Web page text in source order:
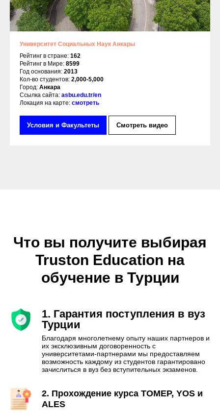
Университет Социальных Наук Анкары
Рейтинг в стране: 162
Рейтинг в Мире: 8599
Год основания: 2013
Кол-во студентов: 2,000-5,000
Город: Анкара
Ссылка сайта: asbu.edu.tr/en
Локация на карте: смотреть
Условия и Факультеты Смотреть видео
Что вы получите выбирая
Truston Education на
обучение в Турции
1. Гарантия поступления в вуз
Турции
Благодаря многолетнему опыту наших партнеров и
их эксклюзивным договоренность с
университетами-партнерами мы предоставляем
возможность каждому из студентов гарантировано
зачислиться в вуз без вступительных экзаменов.
2. Прохождение курса ТОМЕР, YOS и
ALES